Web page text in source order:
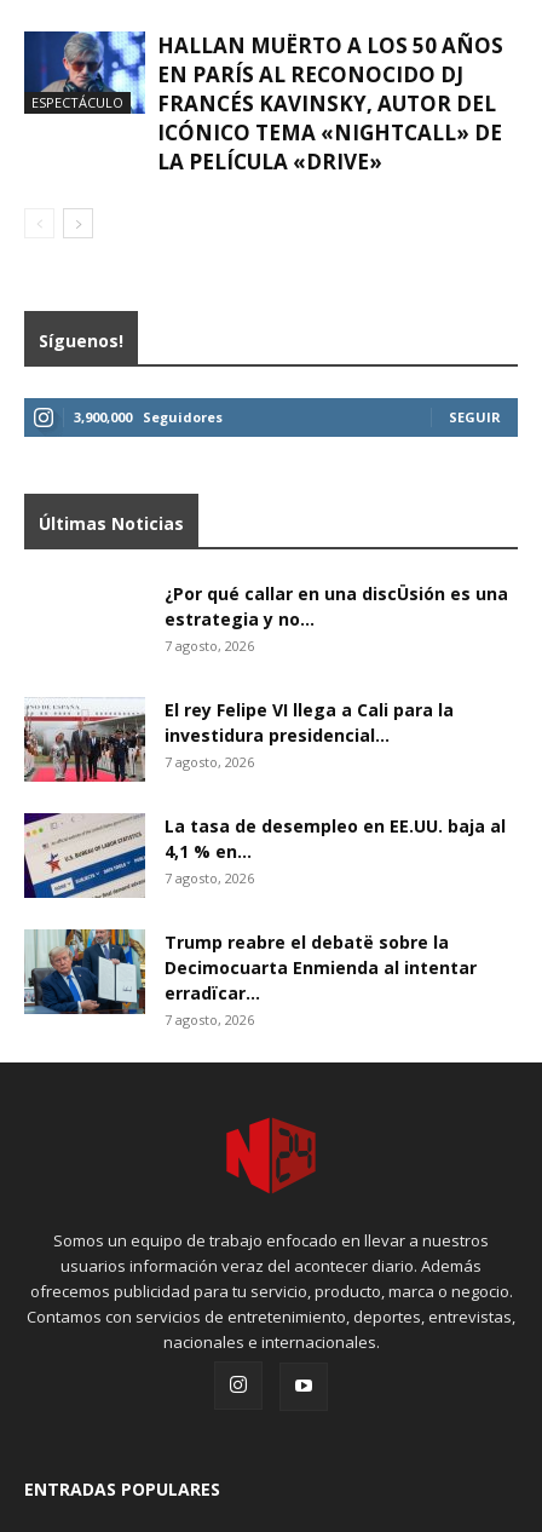
ESPECTÁCULO
HALLAN MUËRTO A LOS 50 AÑOS
EN PARÍS AL RECONOCIDO DJ
FRANCÉS KAVINSKY, AUTOR DEL
ICÓNICO TEMA «NIGHTCALL» DE
LA PELÍCULA «DRIVE»
Síguenos!
3,900,000 Seguidores SEGUIR
Últimas Noticias
¿Por qué callar en una discÜsión es una
estrategia y no...
7 agosto, 2026
El rey Felipe VI llega a Cali para la
investidura presidencial...
7 agosto, 2026
La tasa de desempleo en EE.UU. baja al
4,1 % en...
7 agosto, 2026
Trump reabre el debatë sobre la
Decimocuarta Enmienda al intentar
erradïcar...
7 agosto, 2026
Somos un equipo de trabajo enfocado en llevar a nuestros
usuarios información veraz del acontecer diario. Además
ofrecemos publicidad para tu servicio, producto, marca o negocio.
Contamos con servicios de entretenimiento, deportes, entrevistas,
nacionales e internacionales.
ENTRADAS POPULARES